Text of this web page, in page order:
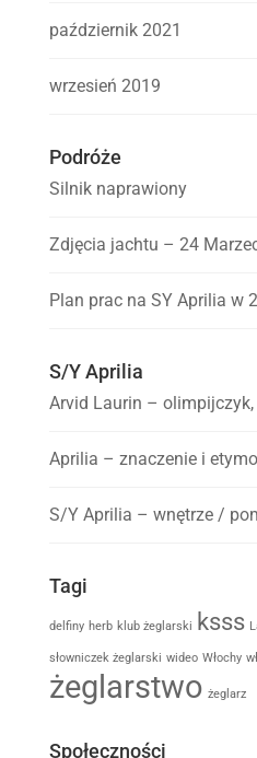
październik 2021
wrzesień 2019
Podróże
Silnik naprawiony
Zdjęcia jachtu – 24
Plan prac na SY Aprilia w
S/Y Aprilia
Arvid Laurin –
Aprilia – znaczenie i
S/Y Aprilia – wnętrze /
Tagi
delfiny herb klub żeglarski ksss
słowniczek żeglarski wideo Włochy
żeglarstwo żeglarz
Społeczności